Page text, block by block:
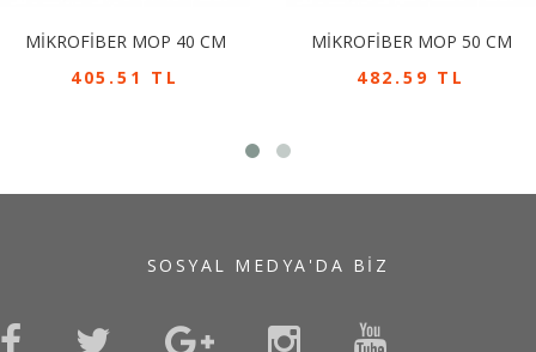
MİKROFİBER MOP 40 CM
405.51 TL
MİKROFİBER MOP 50 CM
482.59 TL
SOSYAL MEDYA'DA BIZ